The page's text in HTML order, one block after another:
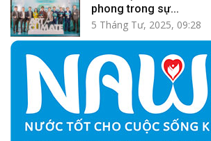
phong trong sự...
5 Tháng Tư, 2025, 09:28